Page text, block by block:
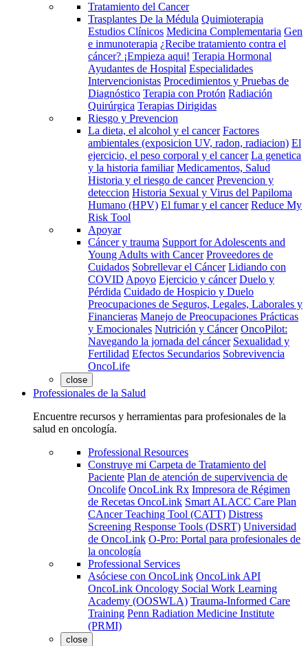
Tratamiento del Cancer
Trasplantes De la Médula Quimioterapia
Estudios Clínicos Medicina Complementaria Gen
e inmunoterapia ¿Recibe tratamiento contra el
cáncer? ¡Empieza aqui! Terapia Hormonal
Ayudantes de Hospital Especialidades
Intervencionistas Procedimientos y Pruebas de
Diagnóstico Terapia con Protón Radiación
Quirúrgica Terapias Dirigidas
Riesgo y Prevencion
La dieta, el alcohol y el cancer Factores
ambientales (exposicion UV, radon, radiacion) El
ejercicio, el peso corporal y el cancer La genetica
y la historia familiar Medicamentos, Salud
Historia y el riesgo de cancer Prevencion y
deteccion Historia Sexual y Virus del Papiloma
Humano (HPV) El fumar y el cancer Reduce My
Risk Tool
Apoyar
Cáncer y trauma Support for Adolescents and
Young Adults with Cancer Proveedores de
Cuidados Sobrellevar el Cáncer Lidiando con
COVID Apoyo Ejercicio y cáncer Duelo y
Pérdida Cuidado de Hospicio y Duelo
Preocupaciones de Seguros, Legales, Laborales y
Financieras Manejo de Preocupaciones Prácticas
y Emocionales Nutrición y Cáncer OncoPilot:
Navegando la jornada del cáncer Sexualidad y
Fertilidad Efectos Secundarios Sobrevivencia
OncoLife
close
Professionales de la Salud
Encuentre recursos y herramientas para profesionales de la
salud en oncología.
Professional Resources
Construye mi Carpeta de Tratamiento del
Paciente Plan de atención de supervivencia de
Oncolife OncoLink Rx Impresora de Régimen
de Recetas OncoLink Smart ALACC Care Plan
CAncer Teaching Tool (CATT) Distress
Screening Response Tools (DSRT) Universidad
de OncoLink O-Pro: Portal para profesionales de
la oncología
Professional Services
Asóciese con OncoLink OncoLink API
OncoLink Oncology Social Work Learning
Academy (OOSWLA) Trauma-Informed Care
Training Penn Radiation Medicine Institute
(PRMI)
close